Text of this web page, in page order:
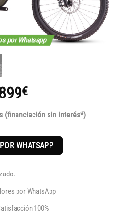
por Whatsapp
€
(financiación sin interés*)
WHATSAPP
por WhatsApp
100%